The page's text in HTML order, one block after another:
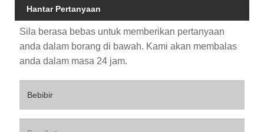
Hantar Pertanyaan
Sila berasa bebas untuk memberikan pertanyaan
anda dalam borang di bawah. Kami akan membalas
anda dalam masa 24 jam.